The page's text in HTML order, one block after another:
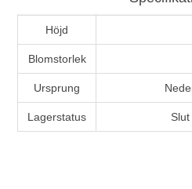
Höjd
Blomstorlek
Ursprung
Lagerstatus